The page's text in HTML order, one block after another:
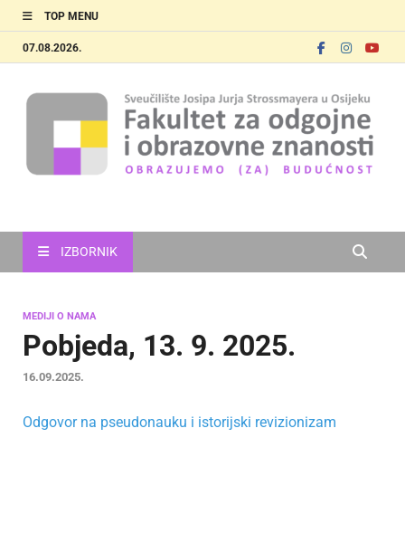
TOP MENU
07.08.2026.
IZBORNIK
MEDIJI O NAMA
Pobjeda, 13. 9. 2025.
16.09.2025.
Odgovor na pseudonauku i istorijski revizionizam